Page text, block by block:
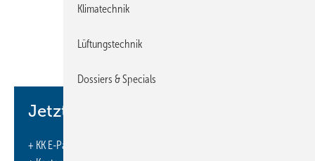
Jetzt weiterlesen und profitieren.
+ KK E-Paper-Ausgabe – jeden Monat neu
Klimatechnik
Lüftungstechnik
Dossiers & Specials